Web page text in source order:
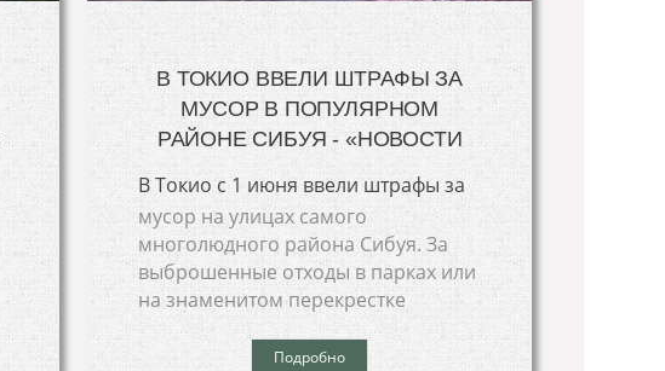
В ТОКИО ВВЕЛИ ШТРАФЫ ЗА
МУСОР В ПОПУЛЯРНОМ
РАЙОНЕ СИБУЯ - «НОВОСТИ
В Токио с 1 июня ввели штрафы за
мусор на улицах самого
многолюдного района Сибуя. За
выброшенные отходы в парках или
на знаменитом перекрестке
Подробно